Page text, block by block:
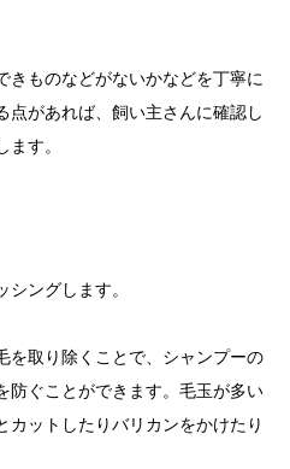
きものなどがないかなどを丁寧に
点があれば、飼い主さんに確認し
す。
ングします。
を取り除くことで、シャンプーの
防ぐことができます。毛玉が多い
カットしたりバリカンをかけたり